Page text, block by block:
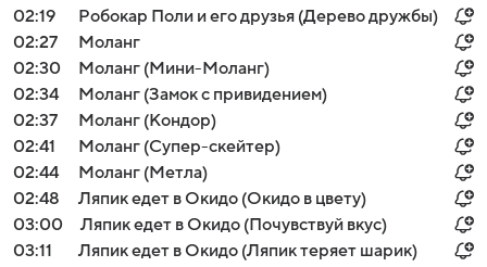
02:19
Робокар Поли и его друзья (Дерево дружбы)
02:27
Моланг
02:30
Моланг (Мини-Моланг)
02:34
Моланг (Замок с привидением)
02:37
Моланг (Кондор)
02:41
Моланг (Супер-скейтер)
02:44
Моланг (Метла)
02:48
Ляпик едет в Окидо (Окидо в цвету)
03:00
Ляпик едет в Окидо (Почувствуй вкус)
03:11
Ляпик едет в Окидо (Ляпик теряет шарик)